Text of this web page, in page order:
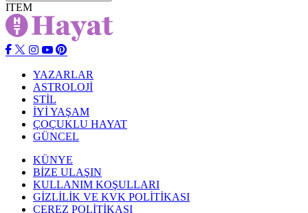
ITEM
YAZARLAR
ASTROLOJİ
STİL
İYİ YAŞAM
ÇOÇUKLU HAYAT
GÜNCEL
KÜNYE
BİZE ULAŞIN
KULLANIM KOŞULLARI
GİZLİLİK VE KVK POLİTİKASI
ÇEREZ POLİTİKASI